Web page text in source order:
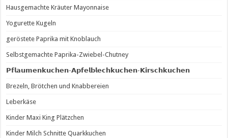
Hausgemachte Kräuter Mayonnaise
Yogurette Kugeln
geröstete Paprika mit Knoblauch
Selbstgemachte Paprika-Zwiebel-Chutney
𝗣𝗳𝗹𝗮𝘂𝗺𝗲𝗻𝗸𝘂𝗰𝗵𝗲𝗻-𝗔𝗽𝗳𝗲𝗹𝗯𝗹𝗲𝗰𝗵𝗸𝘂𝗰𝗵𝗲𝗻-𝗞𝗶𝗿𝘀𝗰𝗵𝗸𝘂𝗰𝗵𝗲𝗻
Brezeln, Brötchen und Knabbereien
Leberkäse
Kinder Maxi King Plätzchen
Kinder Milch Schnitte Quarkkuchen